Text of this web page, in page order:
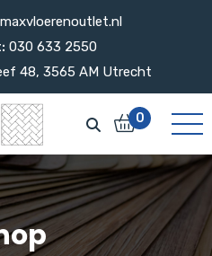
030 633 2550
48, 3565 AM Utrecht
0